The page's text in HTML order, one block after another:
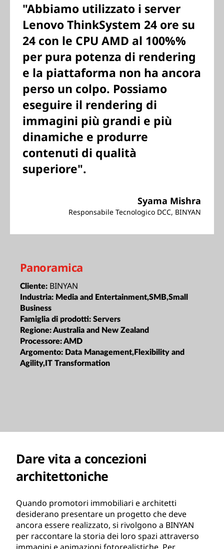
"Abbiamo utilizzato i server
Lenovo ThinkSystem 24 ore su
24 con le CPU AMD al 100%%
per pura potenza di rendering
e la piattaforma non ha ancora
perso un colpo. Possiamo
eseguire il rendering di
immagini più grandi e più
dinamiche e produrre
contenuti di qualità
superiore".
Syama Mishra
Responsabile Tecnologico DCC, BINYAN
Panoramica
Cliente: BINYAN
Industria: Media and Entertainment,SMB,Small
Business
Famiglia di prodotti: Servers
Regione:Australia and New Zealand
Processore:AMD
Argomento: Data Management,Flexibility and
Agility,IT Transformation
Dare vita a concezioni
architettoniche
Quando promotori immobiliari e architetti
desiderano presentare un progetto che deve
ancora essere realizzato, si rivolgono a BINYAN
per raccontare la storia dei loro spazi attraverso